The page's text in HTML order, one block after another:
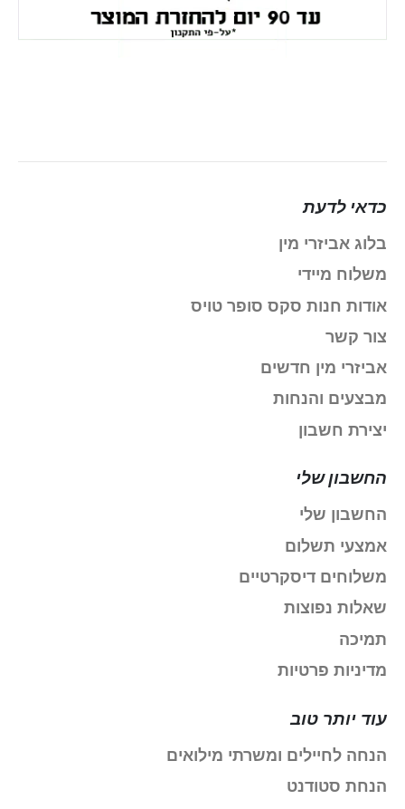
כדאי לדעת
בלוג אביזרי מין
משלוח מיידי
אודות חנות סקס סופר טויס
צור קשר
אביזרי מין חדשים
מבצעים והנחות
יצירת חשבון
החשבון שלי
החשבון שלי
אמצעי תשלום
משלוחים דיסקרטיים
שאלות נפוצות
תמיכה
מדיניות פרטיות
עוד יותר טוב
הנחה לחיילים ומשרתי מילואים
הנחת סטודנט